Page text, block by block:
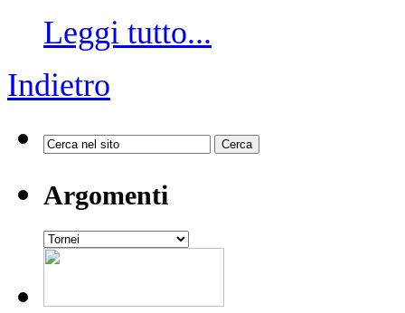
Leggi tutto...
Indietro
Argomenti
Argomenti